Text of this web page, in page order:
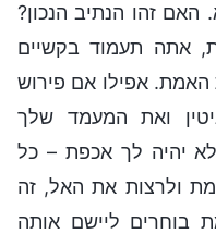
זהו הנתיב הנכון?
אתה תעמוד בקשיים
האמת. אפילו אם פירוש
ואת המעמד שלך
יהיה לך אכפת – כל
ולרצות את האל, זה
בוחרים ליישם אותה